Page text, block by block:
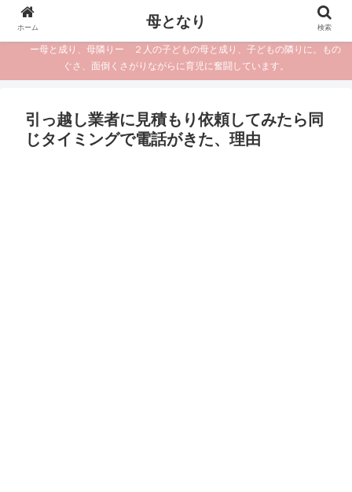
ー母と成り、母隣りー ２人の子どもの母と成り、子どもの隣りに。もの
ぐさ、面倒くさがりながらに育児に奮闘しています。
引っ越し業者に見積もり依頼してみたら同
じタイミングで電話がきた、理由
ホーム 母となり 検索